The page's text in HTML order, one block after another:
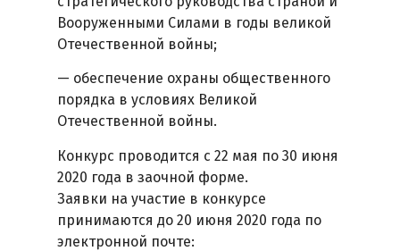
Вооруженными Силами в годы великой
Отечественной войны;
— обеспечение охраны общественного
порядка в условиях Великой
Отечественной войны.
Конкурс проводится с 22 мая по 30 июня
2020 года в заочной форме.
Заявки на участие в конкурсе
принимаются до 20 июня 2020 года по
электронной почте: